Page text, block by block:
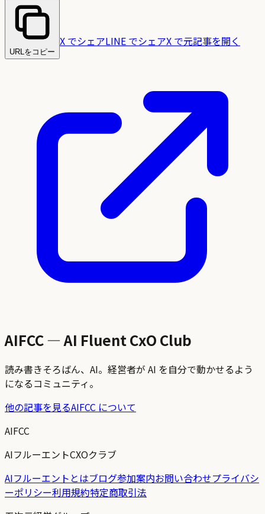
URLをコピー
X でシェアLINE でシェアX で元記事を開く
AIFCC — AI Fluent CxO Club
読み書きそろばん、AI。経営者が AI を自分で動かせるよう
になるコミュニティ。
他の記事を見るAIFCC について
AIFCC
AIフルーエントCXOクラブ
AIフルーエントとはブログ参加案内お問い合わせプライバシ
ーポリシー利用規約特定商取引法